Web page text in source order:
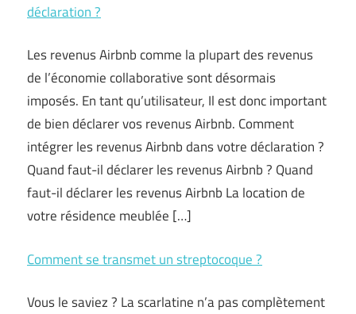
déclaration ?
Les revenus Airbnb comme la plupart des revenus
de l’économie collaborative sont désormais
imposés. En tant qu’utilisateur, Il est donc important
de bien déclarer vos revenus Airbnb. Comment
intégrer les revenus Airbnb dans votre déclaration ?
Quand faut-il déclarer les revenus Airbnb ? Quand
faut-il déclarer les revenus Airbnb La location de
votre résidence meublée […]
Comment se transmet un streptocoque ?
Vous le saviez ? La scarlatine n’a pas complètement